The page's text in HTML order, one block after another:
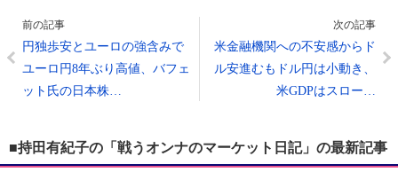
前の記事
円独歩安とユーロの強含みで
ユーロ円8年ぶり高値、バフェ
ット氏の日本株…
次の記事
米金融機関への不安感からド
ル安進むもドル円は小動き、
米GDPはスロー…
■持田有紀子の「戦うオンナのマーケット日記」の最新記事